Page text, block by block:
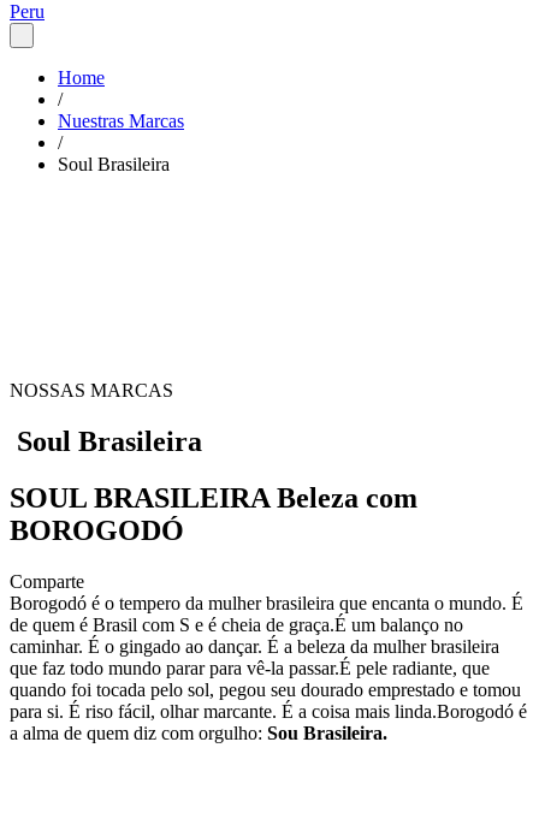
Peru
Home
/
Nuestras Marcas
/
Soul Brasileira
NOSSAS MARCAS
Soul Brasileira
SOUL BRASILEIRA Beleza com
BOROGODÓ
Comparte
Borogodó é o tempero da mulher brasileira que encanta o mundo. É
de quem é Brasil com S e é cheia de graça.É um balanço no
caminhar. É o gingado ao dançar. É a beleza da mulher brasileira
que faz todo mundo parar para vê-la passar.É pele radiante, que
quando foi tocada pelo sol, pegou seu dourado emprestado e tomou
para si. É riso fácil, olhar marcante. É a coisa mais linda.Borogodó é
a alma de quem diz com orgulho: Sou Brasileira.